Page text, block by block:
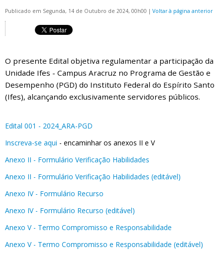
Publicado em Segunda, 14 de Outubro de 2024, 00h00 | Voltar à página anterior
O presente Edital objetiva regulamentar a participação da
Unidade Ifes - Campus Aracruz no Programa de Gestão e
Desempenho (PGD) do Instituto Federal do Espírito Santo
(Ifes), alcançando exclusivamente servidores públicos.
Edital 001 - 2024_ARA-PGD
Inscreva-se aqui - encaminhar os anexos II e V
Anexo II - Formulário Verificação Habilidades
Anexo II - Formulário Verificação Habilidades (editável)
Anexo IV - Formulário Recurso
Anexo IV - Formulário Recurso (editável)
Anexo V - Termo Compromisso e Responsabilidade
Anexo V - Termo Compromisso e Responsabilidade (editável)